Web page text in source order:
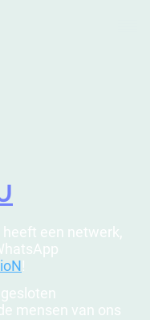
een netwerk,
!
mensen van ons